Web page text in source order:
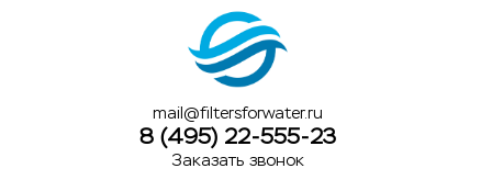
mail@filtersforwater.ru
8 (495) 22-555-23
Заказать звонок